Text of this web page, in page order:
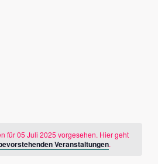
für 05 Juli 2025 vorgesehen. Hier geht
Veranstaltungen.